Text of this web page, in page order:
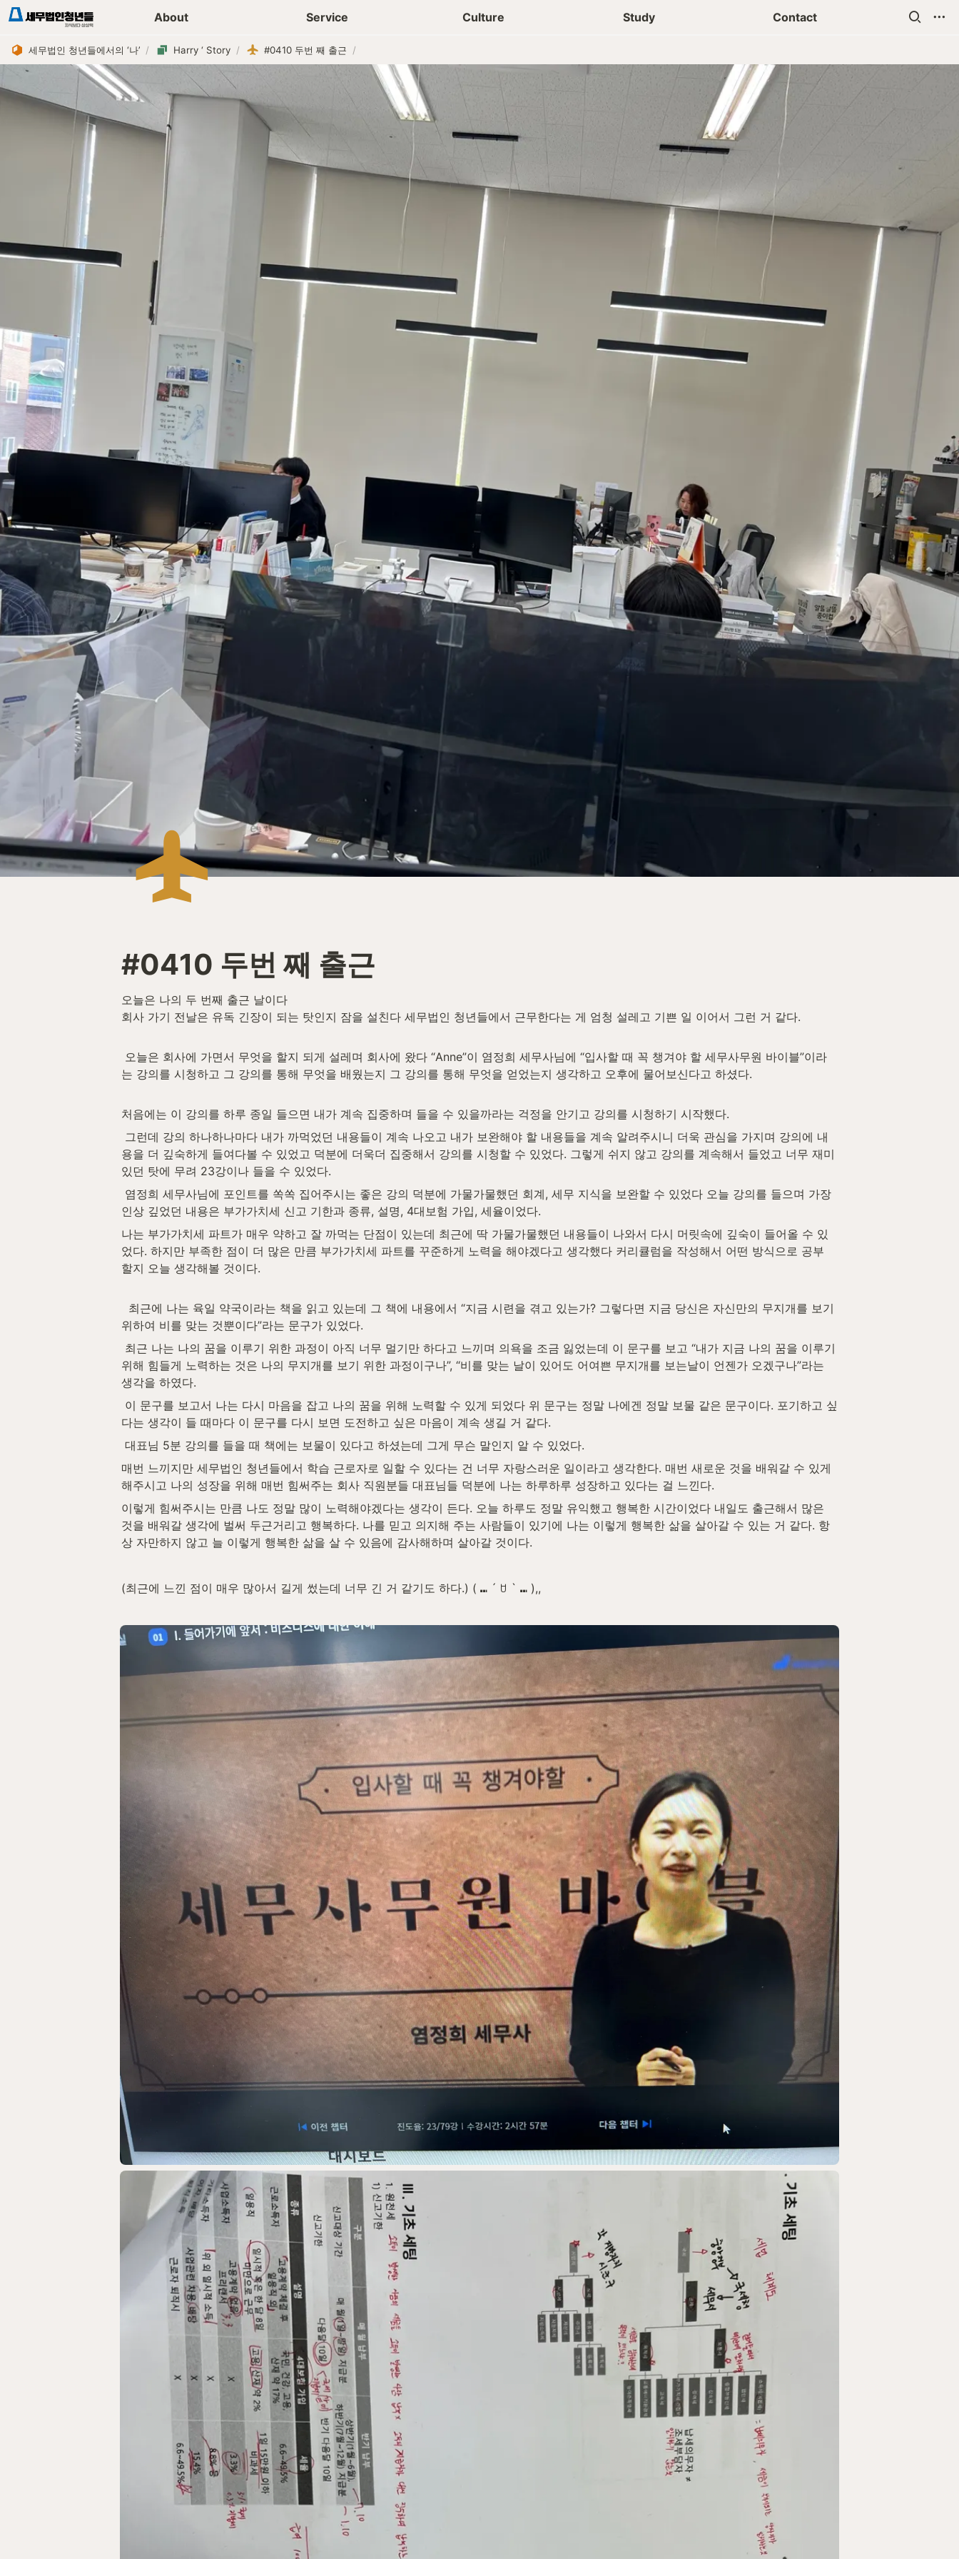
About Service Culture Study Contact
세무법인 청년들에서의 ‘나’ / Harry ‘ Story / #0410 두번 째 출근 /
세무가이드 콘텐츠 기장상담신청 청년들 일상
#0410 두번 째 출근
오늘은 나의 두 번째 출근 날이다
회사 가기 전날은 유독 긴장이 되는 탓인지 잠을 설친다 세무법인 청년들에서 근무한다는 게 엄청 설레고 기쁜 일 이어서 그런 거 같다.
는 강의를 시청하고 그 강의를 통해 무엇을 배웠는지 그 강의를 통해 무엇을 얻었는지 생각하고 오후에 물어보신다고 하셨다.
처음에는 이 강의를 하루 종일 들으면 내가 계속 집중하며 들을 수 있을까라는 걱정을 안기고 강의를 시청하기 시작했다.
용을 더 깊숙하게 들여다볼 수 있었고 덕분에 더욱더 집중해서 강의를 시청할 수 있었다. 그렇게 쉬지 않고 강의를 계속해서 들었고 너무 재미
있던 탓에 무려 23강이나 들을 수 있었다.
인상 깊었던 내용은 부가가치세 신고 기한과 종류, 설명, 4대보험 가입, 세율이었다.
나는 부가가치세 파트가 매우 약하고 잘 까먹는 단점이 있는데 최근에 딱 가물가물했던 내용들이 나와서 다시 머릿속에 깊숙이 들어올 수 있
었다. 하지만 부족한 점이 더 많은 만큼 부가가치세 파트를 꾸준하게 노력을 해야겠다고 생각했다 커리큘럼을 작성해서 어떤 방식으로 공부
할지 오늘 생각해볼 것이다.
위하여 비를 맞는 것뿐이다”라는 문구가 있었다.
위해 힘들게 노력하는 것은 나의 무지개를 보기 위한 과정이구나”, “비를 맞는 날이 있어도 어여쁜 무지개를 보는날이 언젠가 오겠구나”라는
생각을 하였다.
다는 생각이 들 때마다 이 문구를 다시 보면 도전하고 싶은 마음이 계속 생길 거 같다.
대표님 5분 강의를 들을 때 책에는 보물이 있다고 하셨는데 그게 무슨 말인지 알 수 있었다.
매번 느끼지만 세무법인 청년들에서 학습 근로자로 일할 수 있다는 건 너무 자랑스러운 일이라고 생각한다. 매번 새로운 것을 배워갈 수 있게
해주시고 나의 성장을 위해 매번 힘써주는 회사 직원분들 대표님들 덕분에 나는 하루하루 성장하고 있다는 걸 느낀다.
이렇게 힘써주시는 만큼 나도 정말 많이 노력해야겠다는 생각이 든다. 오늘 하루도 정말 유익했고 행복한 시간이었다 내일도 출근해서 많은
것을 배워갈 생각에 벌써 두근거리고 행복하다. 나를 믿고 의지해 주는 사람들이 있기에 나는 이렇게 행복한 삶을 살아갈 수 있는 거 같다. 항
상 자만하지 않고 늘 이렇게 행복한 삶을 살 수 있음에 감사해하며 살아갈 것이다.
(최근에 느낀 점이 매우 많아서 길게 썼는데 너무 긴 거 같기도 하다.) ( ⑉ ´ ꇴ ` ⑉ ),,